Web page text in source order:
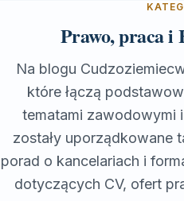
Prawo, praca i
Na blogu
które łączą
tematami zawodowymi
zostały uporządkowane
porad o kancelariach i
dotyczących CV, ofert